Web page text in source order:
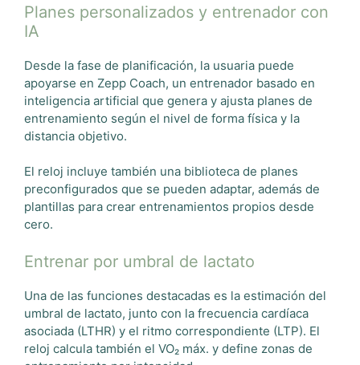
Planes personalizados y entrenador con
IA
Desde la fase de planificación, la usuaria puede
apoyarse en Zepp Coach, un entrenador basado en
inteligencia artificial que genera y ajusta planes de
entrenamiento según el nivel de forma física y la
distancia objetivo.
El reloj incluye también una biblioteca de planes
preconfigurados que se pueden adaptar, además de
plantillas para crear entrenamientos propios desde
cero.
Entrenar por umbral de lactato
Una de las funciones destacadas es la estimación del
umbral de lactato, junto con la frecuencia cardíaca
asociada (LTHR) y el ritmo correspondiente (LTP). El
reloj calcula también el VO₂ máx. y define zonas de